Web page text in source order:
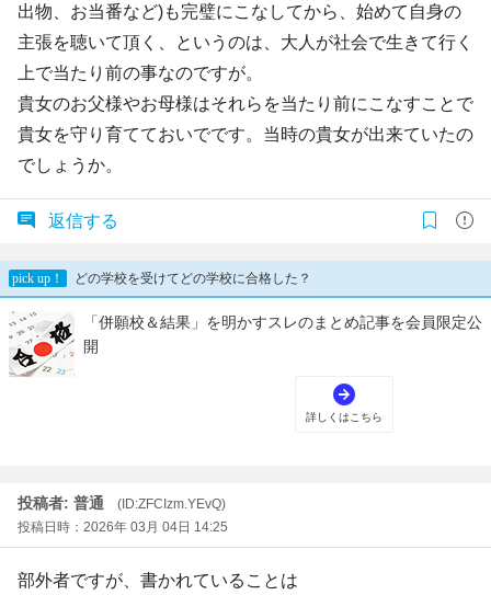
出物、お当番など)も完璧にこなしてから、始めて自身の
主張を聴いて頂く、というのは、大人が社会で生きて行く
上で当たり前の事なのですが。
貴女のお父様やお母様はそれらを当たり前にこなすことで
貴女を守り育てておいでです。当時の貴女が出来ていたの
でしょうか。
返信する
投稿者: 普通
(ID:ZFCIzm.YEvQ)
投稿日時：2026年 03月 04日 14:25
部外者ですが、書かれていることは